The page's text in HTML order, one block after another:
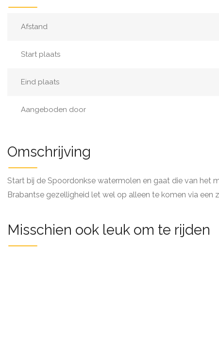
Afstand
Start plaats
Eind plaats
Aangeboden door
Omschrijving
Start bij de Spoordonkse watermolen en gaat die van het
Brabantse gezelligheid let wel op alleen te komen via een
Misschien ook leuk om te rijden